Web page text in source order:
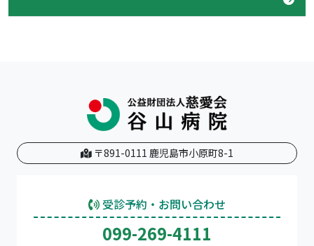
〒891-0111 鹿児島市小原町8-1
受診予約・お問い合わせ
099-269-4111